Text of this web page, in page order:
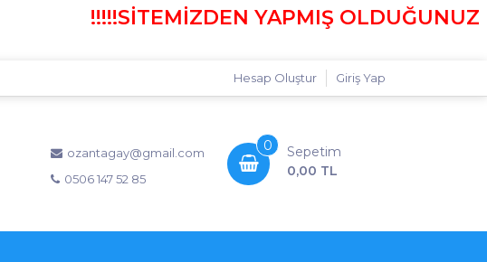
!!!!!SİTEMİZDEN YAPMIŞ OLDUĞUNUZ
Giriş Yap
Hesap Oluştur
ozantagay@gmail.com
0506 147 52 85
0
Sepetim
0,00 TL